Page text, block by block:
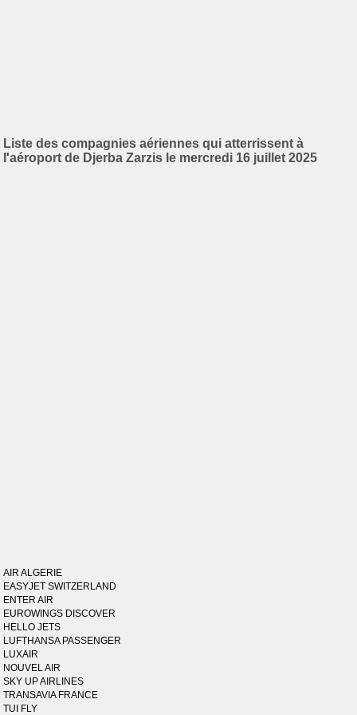
Liste des compagnies aériennes qui atterrissent à
l'aéroport de Djerba Zarzis le mercredi 16 juillet 2025
AIR ALGERIE
EASYJET SWITZERLAND
ENTER AIR
EUROWINGS DISCOVER
HELLO JETS
LUFTHANSA PASSENGER
LUXAIR
NOUVEL AIR
SKY UP AIRLINES
TRANSAVIA FRANCE
TUI FLY